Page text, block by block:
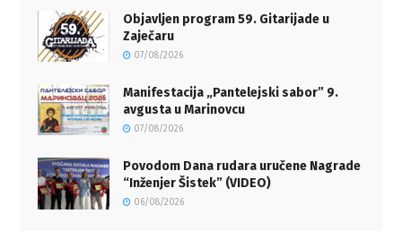
Objavljen program 59. Gitarijade u
Zaječaru
07/08/2026
Manifestacija „Pantelejski sabor” 9.
avgusta u Marinovcu
07/08/2026
Povodom Dana rudara uručene Nagrade
“Inženjer Šistek” (VIDEO)
06/08/2026